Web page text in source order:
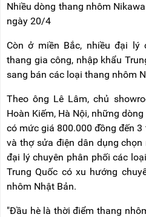
HIỂM
TỰ
ĐỘNG
NÂNG
TAY
Nhiều dòng thang nhôm
ngày 20/4
Còn ở miền Bắc, nhiều đại lý
thang gia công, nhập khẩu
sang bán các loại thang nhôm
Theo ông Lê Lâm, chủ
Hoàn Kiếm, Hà Nội, những
có mức giá 800.000 đồng đến
và thợ sửa điện dân dụng chọn
đại lý chuyên phân phối các
Trung Quốc có xu hướng
nhôm Nhật Bản.
"Đầu hè là thời điểm thang